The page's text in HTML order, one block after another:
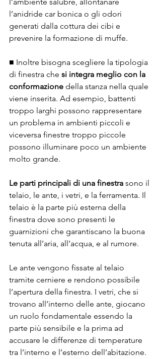
l’anidride car bonica o gli odori
generati dalla cottura dei cibi e
prevenire la formazione di muffe.
■ Inoltre bisogna scegliere la tipologia
di finestra che si integra meglio con la
conformazione della stanza nella quale
viene inserita. Ad esempio, battenti
troppo larghi possono rappresentare
un problema in ambienti piccoli e
viceversa finestre troppo piccole
possono illuminare poco un ambiente
molto grande.
Le parti principali di una finestra sono il
telaio, le ante, i vetri, e la ferramenta. Il
telaio è la parte più esterna della
finestra dove sono presenti le
guarnizioni che garantiscano la buona
tenuta all’aria, all’acqua, e al rumore.
Le ante vengono fissate al telaio
tramite cerniere e rendono possibile
l’apertura della finestra. I vetri, che si
trovano all’interno delle ante, giocano
un ruolo fondamentale essendo la
parte più sensibile e la prima ad
accusare le differenze di temperature
tra l’interno e l’esterno dell’abitazione.